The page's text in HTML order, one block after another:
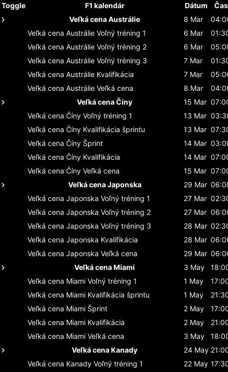
Toggle F1 kalendár Dátum
Čas
Veľká cena Austrálie
8 Mar
Veľká cena Austrálie Voľný tréning 1 6 Mar
Veľká cena Austrálie Voľný tréning 2 6 Mar
Veľká cena Austrálie Voľný tréning 3 7 Mar
Veľká cena Austrálie Kvalifikácia 7 Mar
Veľká cena Austrálie Veľká cena 8 Mar
Veľká cena Číny
15 Mar
Veľká cena Číny Voľný tréning 1 13 Mar
Veľká cena Číny Kvalifikácia šprintu 13 Mar
Veľká cena Číny Šprint 14 Mar
Veľká cena Číny Kvalifikácia 14 Mar
Veľká cena Číny Veľká cena 15 Mar
Veľká cena Japonska
29 Mar
Veľká cena Japonska Voľný tréning 1 27 Mar
Veľká cena Japonska Voľný tréning 2 27 Mar
Veľká cena Japonska Voľný tréning 3 28 Mar
Veľká cena Japonska Kvalifikácia 28 Mar
Veľká cena Japonska Veľká cena 29 Mar
Veľká cena Miami
3 May
Veľká cena Miami Voľný tréning 1 1 May
Veľká cena Miami Kvalifikácia šprintu 1 May
Veľká cena Miami Šprint 2 May
Veľká cena Miami Kvalifikácia 2 May
Veľká cena Miami Veľká cena 3 May
Veľká cena Kanady
24 May
Veľká cena Kanady Voľný tréning 1 22 May